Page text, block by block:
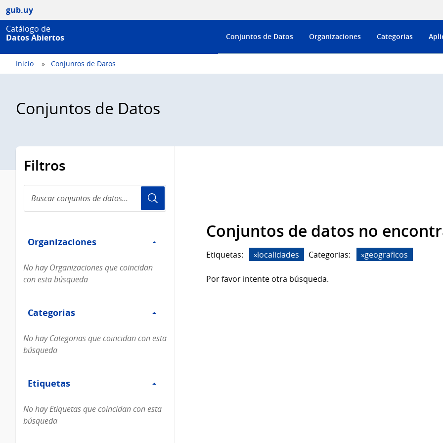
gub.uy
Catálogo de
Datos Abiertos
Conjuntos de Datos Organizaciones Categorias
Inicio Conjuntos de Datos
Conjuntos de Datos
Filtros
conjuntos
de
Organizaciones
Organizaciones
No hay Organizaciones que coincidan
con esta búsqueda
Categorias
Categorias
No hay Categorias que coincidan con esta
búsqueda
Etiquetas
Etiquetas
No hay Etiquetas que coincidan con esta
búsqueda
Conjuntos de datos no
Etiquetas: localidades Categorias: geograficos
Por favor intente otra búsqueda.